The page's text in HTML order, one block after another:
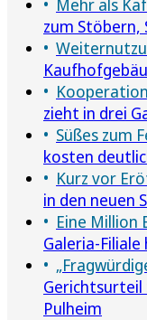
zum Stöbern,
zieht in drei
Süßes zum
kosten
Kurz vor
in den neuen
Eine Million
Galeria-
Gerichtsurteil
Pulheim